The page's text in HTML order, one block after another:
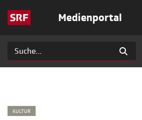
Medienportal
KULTUR